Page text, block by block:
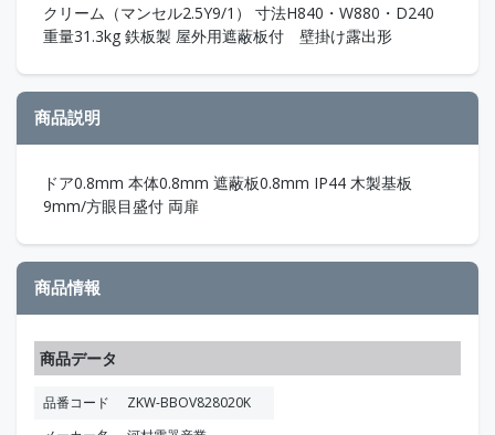
クリーム（マンセル2.5Y9/1） 寸法H840・W880・D240
重量31.3kg 鉄板製 屋外用遮蔽板付 壁掛け露出形
商品説明
ドア0.8mm 本体0.8mm 遮蔽板0.8mm IP44 木製基板
9mm/方眼目盛付 両扉
商品情報
商品データ
品番コード
ZKW-BBOV828020K